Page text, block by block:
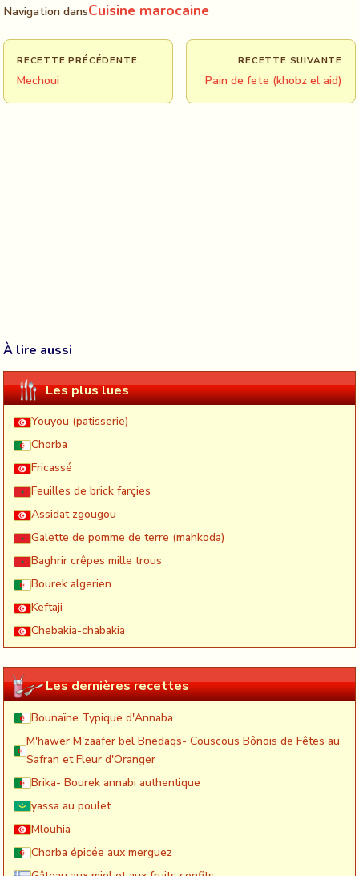
Navigation dansCuisine marocaine
RECETTE PRÉCÉDENTE
Mechoui
RECETTE SUIVANTE
Pain de fete (khobz el aid)
À lire aussi
Les plus lues
Youyou (patisserie)
Chorba
Fricassé
Feuilles de brick farçies
Assidat zgougou
Galette de pomme de terre (mahkoda)
Baghrir crêpes mille trous
Bourek algerien
Keftaji
Chebakia-chabakia
Les dernières recettes
Bounaïne Typique d'Annaba
M'hawer M'zaafer bel Bnedaqs- Couscous Bônois de Fêtes au
Safran et Fleur d'Oranger
Brika- Bourek annabi authentique
yassa au poulet
Mlouhia
Chorba épicée aux merguez